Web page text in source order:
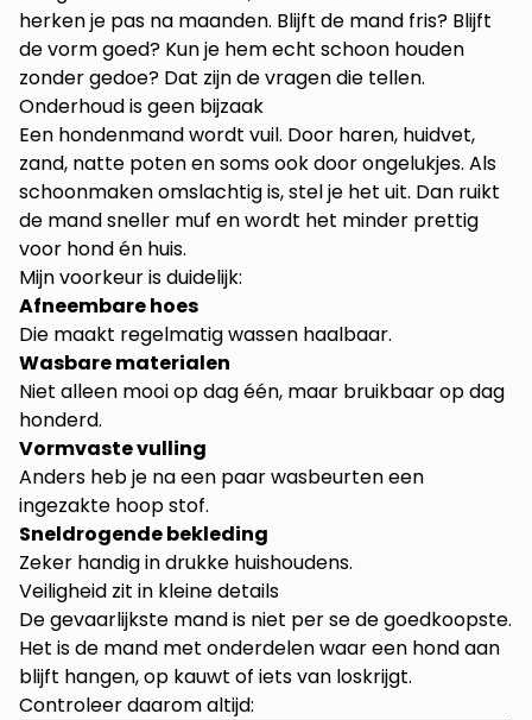
herken je pas na maanden. Blijft de mand fris? Blijft
de vorm goed? Kun je hem echt schoon houden
zonder gedoe? Dat zijn de vragen die tellen.
Onderhoud is geen bijzaak
Een hondenmand wordt vuil. Door haren, huidvet,
zand, natte poten en soms ook door ongelukjes. Als
schoonmaken omslachtig is, stel je het uit. Dan ruikt
de mand sneller muf en wordt het minder prettig
voor hond én huis.
Mijn voorkeur is duidelijk:
Afneembare hoes
Die maakt regelmatig wassen haalbaar.
Wasbare materialen
Niet alleen mooi op dag één, maar bruikbaar op dag
honderd.
Vormvaste vulling
Anders heb je na een paar wasbeurten een
ingezakte hoop stof.
Sneldrogende bekleding
Zeker handig in drukke huishoudens.
Veiligheid zit in kleine details
De gevaarlijkste mand is niet per se de goedkoopste.
Het is de mand met onderdelen waar een hond aan
blijft hangen, op kauwt of iets van loskrijgt.
Controleer daarom altijd: